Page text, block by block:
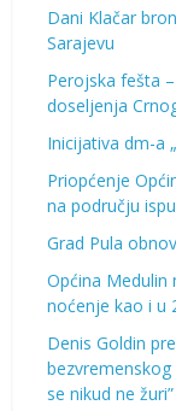
Dani Klačar
Sarajevu
Perojska fešta
doseljenja
Inicijativa dm-a
Priopćenje
na području
Grad Pula
Općina
noćenje kao i u
Denis Goldin
se nikud ne žuri”